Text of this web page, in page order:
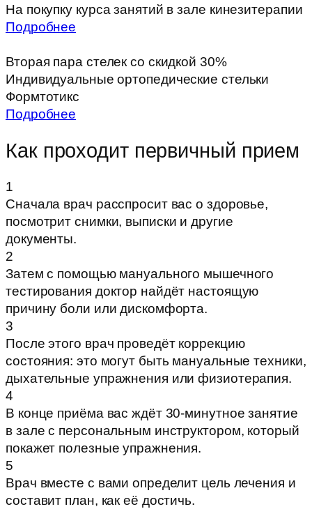
На покупку курса занятий в зале кинезитерапии
Подробнее
Вторая пара стелек со скидкой 30%
Индивидуальные ортопедические стельки
Формтотикс
Подробнее
Как проходит первичный прием
1
Сначала врач расспросит вас о здоровье,
посмотрит снимки, выписки и другие
документы.
2
Затем с помощью мануального мышечного
тестирования доктор найдёт настоящую
причину боли или дискомфорта.
3
После этого врач проведёт коррекцию
состояния: это могут быть мануальные техники,
дыхательные упражнения или физиотерапия.
4
В конце приёма вас ждёт 30-минутное занятие
в зале с персональным инструктором, который
покажет полезные упражнения.
5
Врач вместе с вами определит цель лечения и
составит план, как её достичь.